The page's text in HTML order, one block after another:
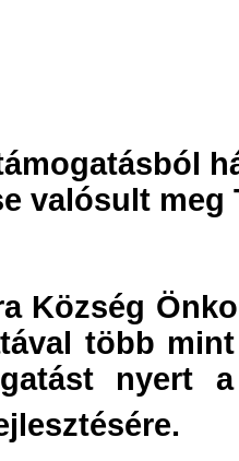
valósult meg
Község
több
nyert